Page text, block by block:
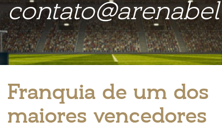
Franquia de um dos
maiores vencedores